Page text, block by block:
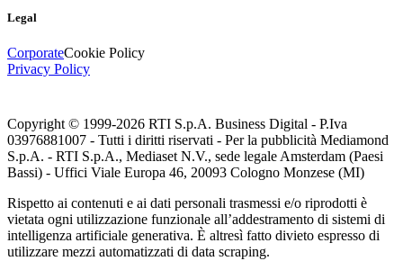
Legal
CorporateCookie Policy
Privacy Policy
Copyright © 1999-2026 RTI S.p.A. Business Digital - P.Iva
03976881007 - Tutti i diritti riservati - Per la pubblicità Mediamond
S.p.A. - RTI S.p.A., Mediaset N.V., sede legale Amsterdam (Paesi
Bassi) - Uffici Viale Europa 46, 20093 Cologno Monzese (MI)
Rispetto ai contenuti e ai dati personali trasmessi e/o riprodotti è
vietata ogni utilizzazione funzionale all’addestramento di sistemi di
intelligenza artificiale generativa. È altresì fatto divieto espresso di
utilizzare mezzi automatizzati di data scraping.